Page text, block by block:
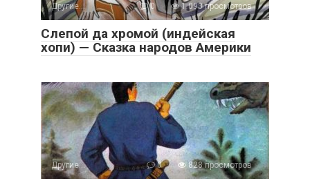
Другие... 0 1 093 просмотров
Слепой да хромой (индейская
хопи) — Сказка народов Америки
Другие... 0 828 просмотров